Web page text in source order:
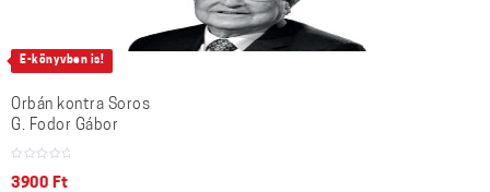
E-könyvben is!
Orbán kontra Soros
G. Fodor Gábor
3900 Ft